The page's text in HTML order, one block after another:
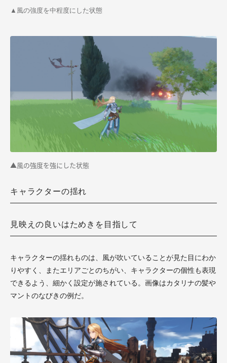
▲風の強度を中程度にした状態
▲風の強度を強にした状態
キャラクターの揺れ
見映えの良いはためきを目指して
キャラクターの揺れものは、風が吹いていることが見た目にわか
りやすく、またエリアごとのちがい、キャラクターの個性も表現
できるよう、細かく設定が施されている。画像はカタリナの髪や
マントのなびきの例だ。